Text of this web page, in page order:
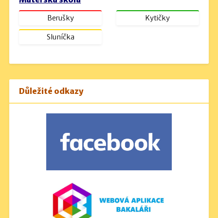
Berušky Kytičky
Sluníčka
Důležité odkazy